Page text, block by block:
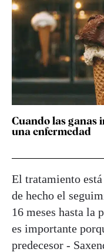
Cuando las ganas
una enfermedad
El tratamiento
de hecho el
16 meses hasta la
es importante
predecesor -